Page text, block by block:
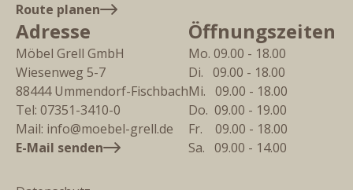
Route planen
Adresse
Möbel Grell GmbH
Wiesenweg 5-7
88444 Ummendorf-Fischbach
Tel: 07351-3410-0
Mail: info@moebel-grell.de
E-Mail senden
Öffnungszeiten
Mo. 09.00 - 18.00
Di.   09.00 - 18.00
Mi.   09.00 - 18.00
Do.  09.00 - 19.00
Fr.    09.00 - 18.00
Sa.   09.00 - 14.00